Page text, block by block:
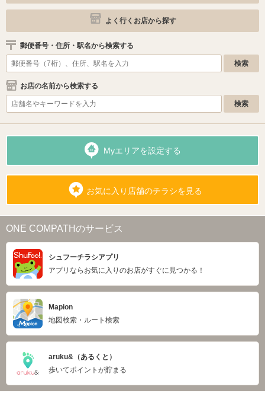
よく行くお店から探す
郵便番号・住所・駅名から検索する
お店の名前から検索する
Myエリアを設定する
お気に入り店舗のチラシを見る
ONE COMPATHのサービス
シュフーチラシアプリ
アプリならお気に入りのお店がすぐに見つかる！
Mapion
地図検索・ルート検索
aruku&（あるくと）
歩いてポイントが貯まる